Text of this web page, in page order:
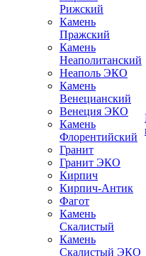
Рижский
Камень
Пражский
Камень
Неаполитанский
Неаполь ЭКО
Камень
Венецианский
Венеция ЭКО
Камень
Флорентийский
Гранит
Гранит ЭКО
Кирпич
Кирпич-Антик
Фагот
Камень
Скалистый
Камень
Скалистый ЭКО